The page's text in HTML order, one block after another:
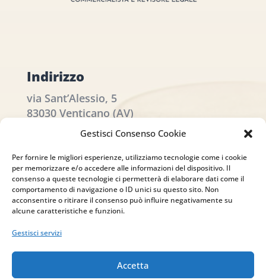
Gestisci Consenso Cookie
Per fornire le migliori esperienze, utilizziamo tecnologie come i cookie
per memorizzare e/o accedere alle informazioni del dispositivo. Il
consenso a queste tecnologie ci permetterà di elaborare dati come il
comportamento di navigazione o ID unici su questo sito. Non
acconsentire o ritirare il consenso può influire negativamente su
alcune caratteristiche e funzioni.
Gestisci servizi
Accetta
Indirizzo
via Sant’Alessio, 5
83030 Venticano (AV)
info@studiopizzano.it
P.IVA
ISCRIVITI ALLA
NEWSLETTER